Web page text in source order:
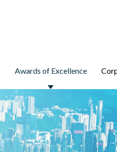
Awards of Excellence